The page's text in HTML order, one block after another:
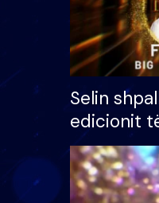
Selin
edicionit
Brother
çmimin e
mijë